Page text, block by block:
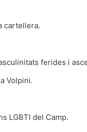
cartellera.
ferides i
Volpini.
LGBTI del Camp.